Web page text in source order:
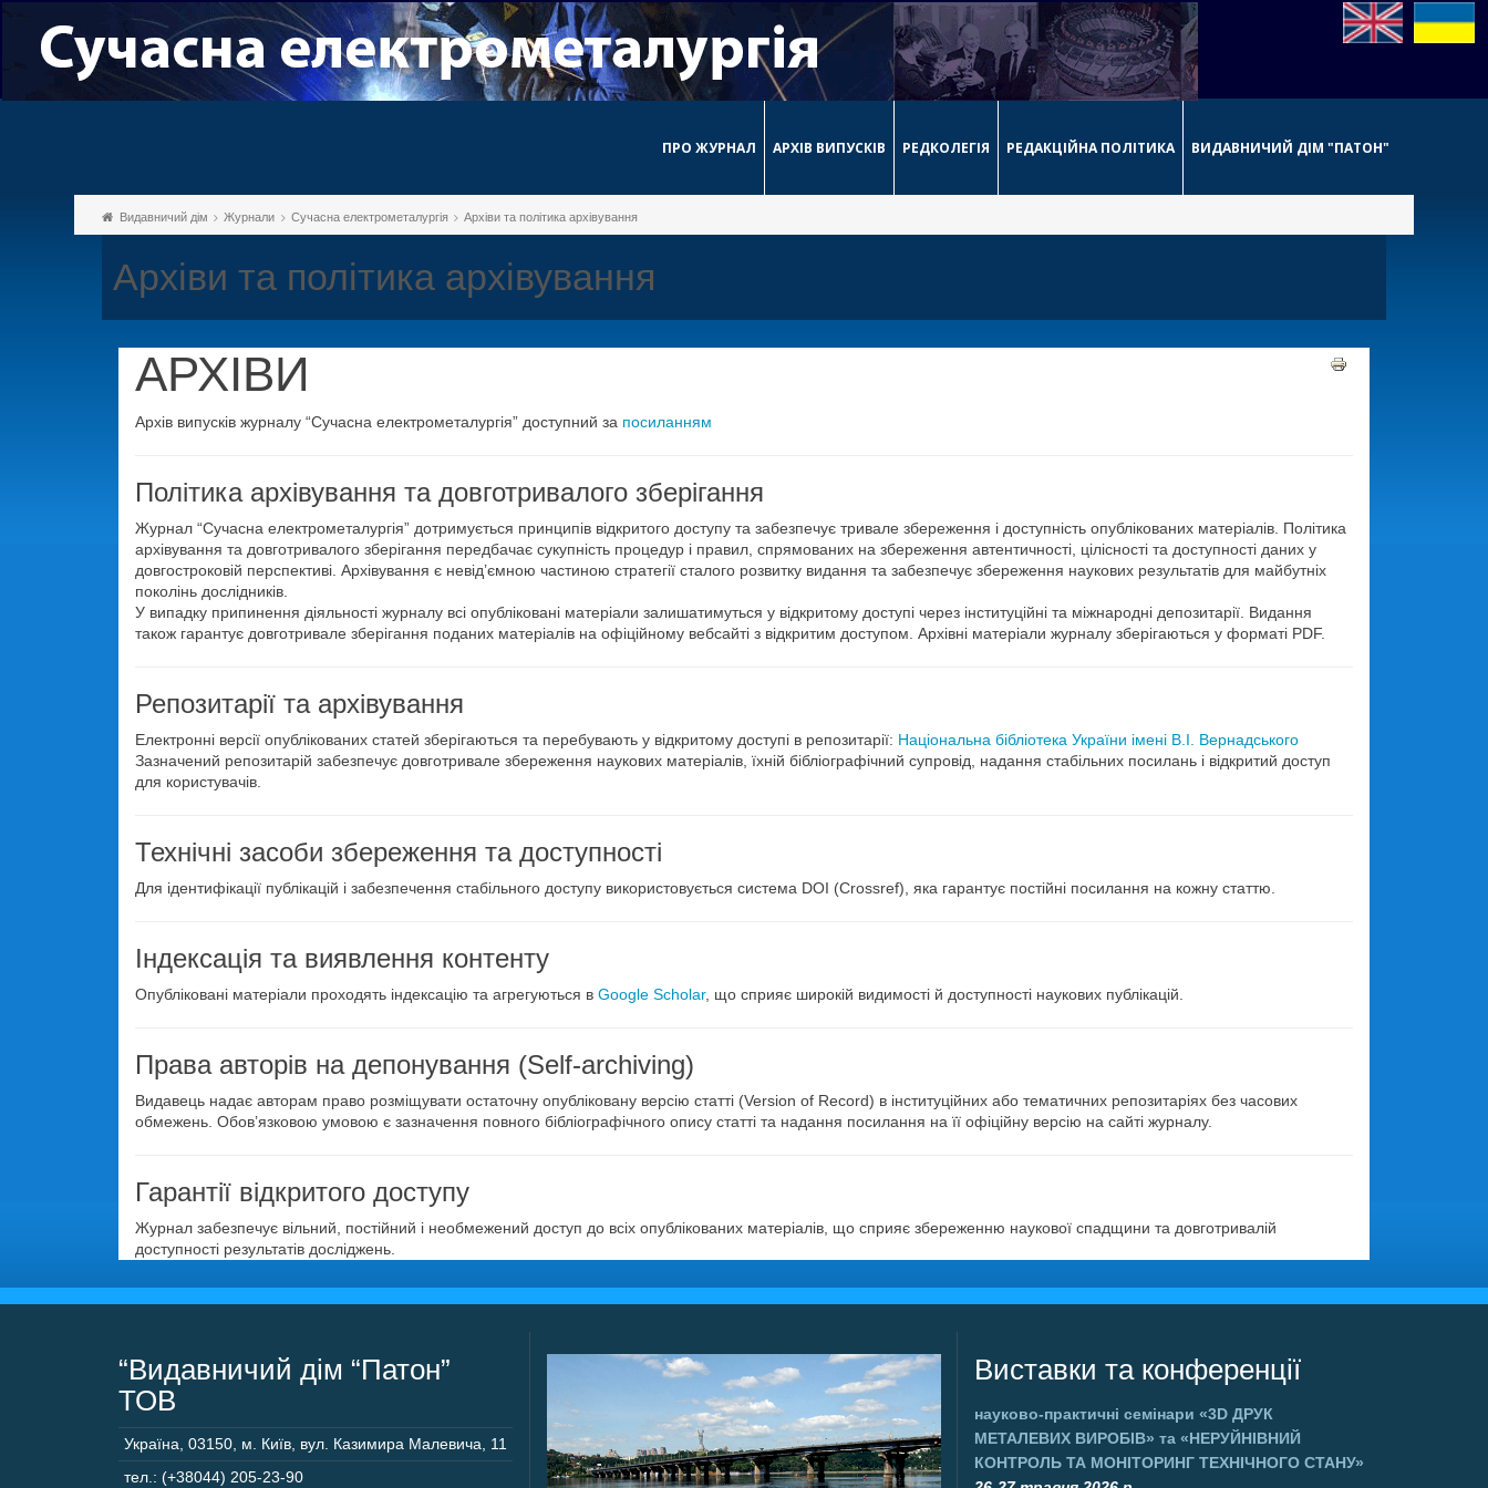
ПРО ЖУРНАЛ АРХІВ ВИПУСКІВ РЕДКОЛЕГІЯ РЕДАКЦІЙНА ПОЛІТИКА ВИДАВНИЧИЙ ДІМ "ПАТОН"
Видавничий дім Журнали Сучасна електрометалургія Архіви та політика архівування
Архіви та політика архівування
АРХІВИ
Архів випусків журналу “Сучасна електрометалургія” доступний за посиланням
Політика архівування та довготривалого зберігання
Журнал “Сучасна електрометалургія” дотримується принципів відкритого доступу та забезпечує тривале збереження і доступність опублікованих матеріалів. Політика
архівування та довготривалого зберігання передбачає сукупність процедур і правил, спрямованих на збереження автентичності, цілісності та доступності даних у
довгостроковій перспективі. Архівування є невід’ємною частиною стратегії сталого розвитку видання та забезпечує збереження наукових результатів для майбутніх
поколінь дослідників.
У випадку припинення діяльності журналу всі опубліковані матеріали залишатимуться у відкритому доступі через інституційні та міжнародні депозитарії. Видання
також гарантує довготривале зберігання поданих матеріалів на офіційному вебсайті з відкритим доступом. Архівні матеріали журналу зберігаються у форматі PDF.
Репозитарії та архівування
Електронні версії опублікованих статей зберігаються та перебувають у відкритому доступі в репозитарії: Національна бібліотека України імені В.І. Вернадського
Зазначений репозитарій забезпечує довготривале збереження наукових матеріалів, їхній бібліографічний супровід, надання стабільних посилань і відкритий доступ
для користувачів.
Технічні засоби збереження та доступності
Для ідентифікації публікацій і забезпечення стабільного доступу використовується система DOI (Crossref), яка гарантує постійні посилання на кожну статтю.
Індексація та виявлення контенту
Опубліковані матеріали проходять індексацію та агрегуються в Google Scholar, що сприяє широкій видимості й доступності наукових публікацій.
Права авторів на депонування (Self-archiving)
Видавець надає авторам право розміщувати остаточну опубліковану версію статті (Version of Record) в інституційних або тематичних репозитаріях без часових
обмежень. Обов’язковою умовою є зазначення повного бібліографічного опису статті та надання посилання на її офіційну версію на сайті журналу.
Гарантії відкритого доступу
Журнал забезпечує вільний, постійний і необмежений доступ до всіх опублікованих матеріалів, що сприяє збереженню наукової спадщини та довготривалій
доступності результатів досліджень.
“Видавничий дім “Патон”
ТОВ
Україна 03150 м. Київ, вул. Казимира Малевича, 11
тел.: (+38044) 205-23-90
Виставки та конференції
науково-практичні семінари«3D ДРУК
МЕТАЛЕВИХ ВИРОБІВ» та«НЕРУЙНІВНИЙ
КОНТРОЛЬ ТА МОНІТОРИНГ ТЕХНІЧНОГО СТАНУ»